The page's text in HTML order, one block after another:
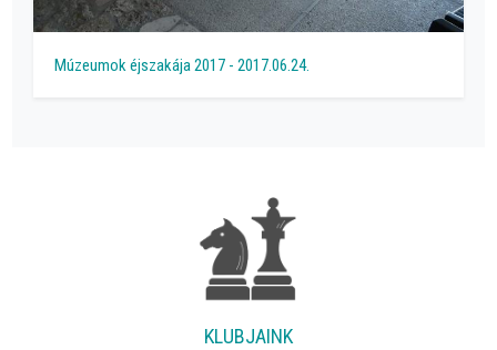
Múzeumok éjszakája 2017 - 2017.06.24.
KLUBJAINK